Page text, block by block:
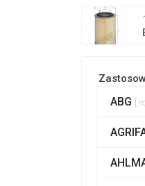
ABG [